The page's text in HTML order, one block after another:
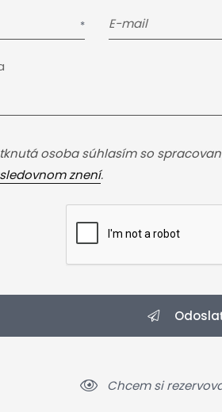
E-mail
osoba súhlasím so
znení.
Chcem si